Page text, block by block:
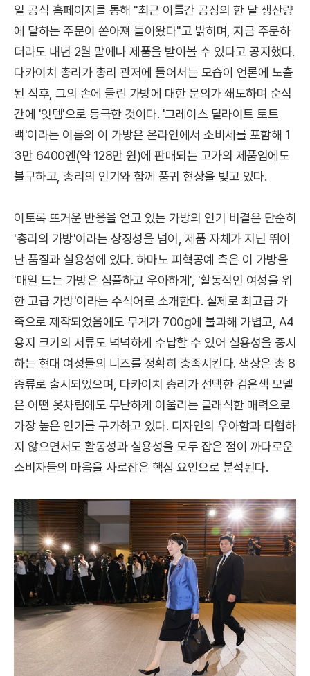
일 공식 홈페이지를 통해 "최근 이틀간 공장의 한 달 생산량
에 달하는 주문이 쏟아져 들어왔다"고 밝히며, 지금 주문하
더라도 내년 2월 말에나 제품을 받아볼 수 있다고 공지했다.
다카이치 총리가 총리 관저에 들어서는 모습이 언론에 노출
된 직후, 그의 손에 들린 가방에 대한 문의가 쇄도하며 순식
간에 '잇템'으로 등극한 것이다. '그레이스 딜라이트 토트
백'이라는 이름의 이 가방은 온라인에서 소비세를 포함해 1
3만 6400엔(약 128만 원)에 판매되는 고가의 제품임에도
불구하고, 총리의 인기와 함께 품귀 현상을 빚고 있다.
이토록 뜨거운 반응을 얻고 있는 가방의 인기 비결은 단순히
'총리의 가방'이라는 상징성을 넘어, 제품 자체가 지닌 뛰어
난 품질과 실용성에 있다. 하마노 피혁공예 측은 이 가방을
'매일 드는 가방은 심플하고 우아하게', '활동적인 여성을 위
한 고급 가방'이라는 수식어로 소개한다. 실제로 최고급 가
죽으로 제작되었음에도 무게가 700g에 불과해 가볍고, A4
용지 크기의 서류도 넉넉하게 수납할 수 있어 실용성을 중시
하는 현대 여성들의 니즈를 정확히 충족시킨다. 색상은 총 8
종류로 출시되었으며, 다카이치 총리가 선택한 검은색 모델
은 어떤 옷차림에도 무난하게 어울리는 클래식한 매력으로
가장 높은 인기를 구가하고 있다. 디자인의 우아함과 타협하
지 않으면서도 활동성과 실용성을 모두 잡은 점이 까다로운
소비자들의 마음을 사로잡은 핵심 요인으로 분석된다.